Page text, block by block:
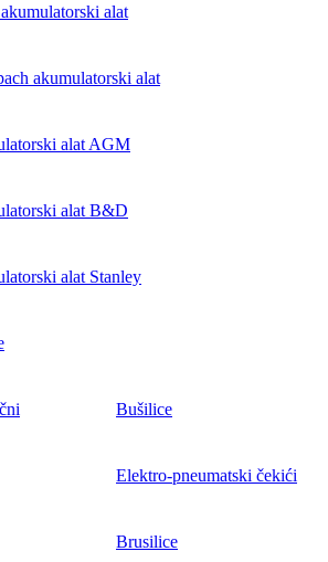
alat
akumulatorski alat
alat AGM
alat B&D
alat Stanley
Bušilice
Elektro-pneumatski čekići
Brusilice